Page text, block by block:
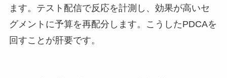
ます。テスト配信で反応を計測し、効果が高いセ
グメントに予算を再配分します。こうしたPDCAを
回すことが肝要です。